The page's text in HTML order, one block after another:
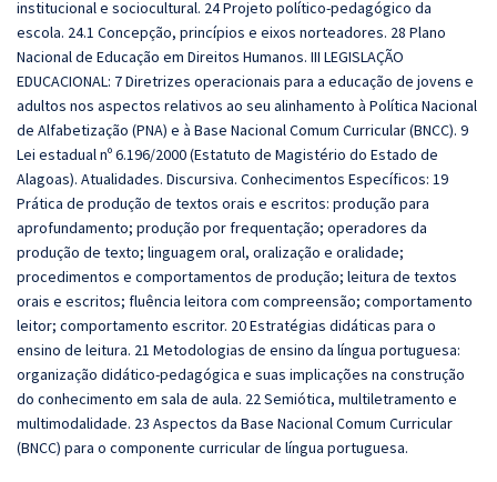
institucional e sociocultural. 24 Projeto político‐pedagógico da
escola. 24.1 Concepção, princípios e eixos norteadores. 28 Plano
Nacional de Educação em Direitos Humanos. III LEGISLAÇÃO
EDUCACIONAL: 7 Diretrizes operacionais para a educação de jovens e
adultos nos aspectos relativos ao seu alinhamento à Política Nacional
de Alfabetização (PNA) e à Base Nacional Comum Curricular (BNCC). 9
Lei estadual nº 6.196/2000 (Estatuto de Magistério do Estado de
Alagoas). Atualidades. Discursiva. Conhecimentos Específicos: 19
Prática de produção de textos orais e escritos: produção para
aprofundamento; produção por frequentação; operadores da
produção de texto; linguagem oral, oralização e oralidade;
procedimentos e comportamentos de produção; leitura de textos
orais e escritos; fluência leitora com compreensão; comportamento
leitor; comportamento escritor. 20 Estratégias didáticas para o
ensino de leitura. 21 Metodologias de ensino da língua portuguesa:
organização didático‐pedagógica e suas implicações na construção
do conhecimento em sala de aula. 22 Semiótica, multiletramento e
multimodalidade. 23 Aspectos da Base Nacional Comum Curricular
(BNCC) para o componente curricular de língua portuguesa.